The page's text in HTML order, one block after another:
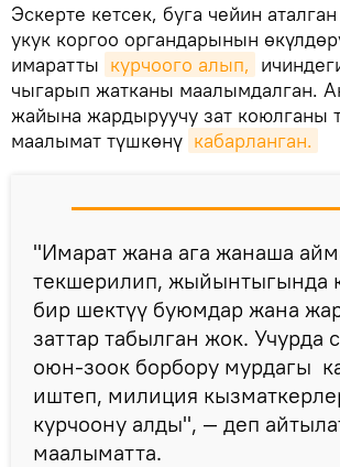
Эскерте кетсек, буга чейин
укук коргоо органдарынын
имаратты курчоого алып,
чыгарып жатканы маалымдалган.
жайына жардыруучу зат коюлганы
маалымат түшкөнү кабарланган.
"Имарат жана ага жанаша
текшерилип, жыйынтыгында
бир шектүү буюмдар жана
заттар табылган жок. Учурда
оюн-зоок борбору мурдагы
иштеп, милиция
курчоону алды", — деп
маалыматта.